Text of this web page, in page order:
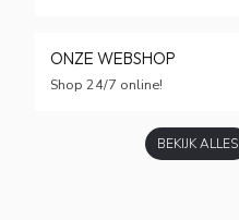
ONZE WEBSHOP
Shop 24/7 online!
BEKIJK ALLES